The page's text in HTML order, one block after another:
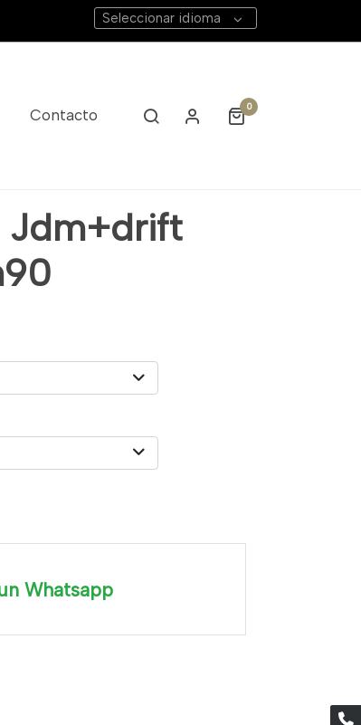
Seleccionar idioma
Contacto 0
Jdm+drift
Whatsapp